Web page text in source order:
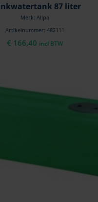
87 liter
Merk: Allpa
Artikelnummer: 482111
€ 166,40 incl BTW